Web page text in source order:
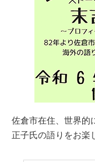
佐倉市在住、世界的
正子氏の語りをお楽